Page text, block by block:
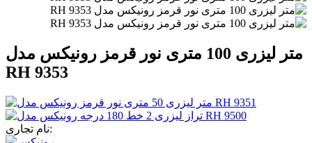
متر لیزری 100 متری نور قرمز رونیکس مدل
RH 9353
نام تجاری: